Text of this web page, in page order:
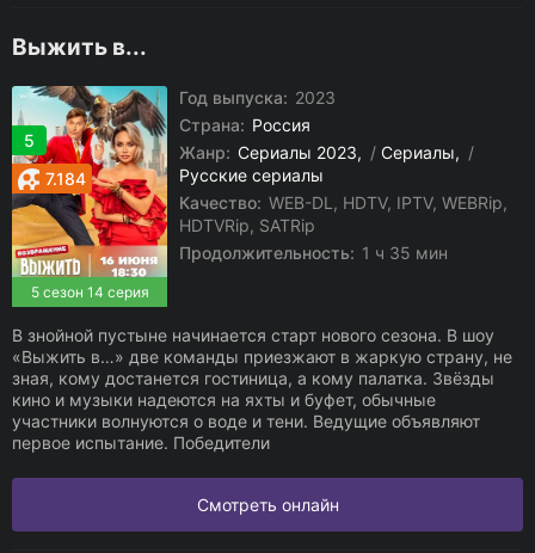
Выжить в...
5
5 сезон 14 серия
7.184
Год выпуска: 2023
Страна: Россия
Жанр: Сериалы 2023 / Сериалы
/
Русские сериалы
Качество: WEB-DL, HDTV, IPTV, WEBRip,
HDTVRip, SATRip
Продолжительность: 1 ч 35 мин
В знойной пустыне начинается старт нового сезона. В шоу
«Выжить в…» две команды приезжают в жаркую страну, не
зная, кому достанется гостиница, а кому палатка. Звёзды
кино и музыки надеются на яхты и буфет, обычные
участники волнуются о воде и тени. Ведущие объявляют
первое испытание. Победители
Смотреть онлайн